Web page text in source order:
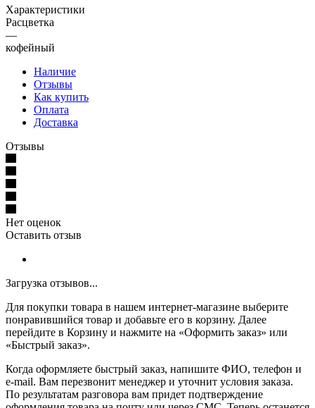
Характеристики
Расцветка
—
кофейный
Наличие
Отзывы
Как купить
Оплата
Доставка
Отзывы
Нет оценок
Оставить отзыв
Загрузка отзывов...
Для покупки товара в нашем интернет-магазине выберите
понравившийся товар и добавьте его в корзину. Далее
перейдите в Корзину и нажмите на «Оформить заказ» или
«Быстрый заказ».
Когда оформляете быстрый заказ, напишите ФИО, телефон и
e-mail. Вам перезвонит менеджер и уточнит условия заказа.
По результатам разговора вам придет подтверждение